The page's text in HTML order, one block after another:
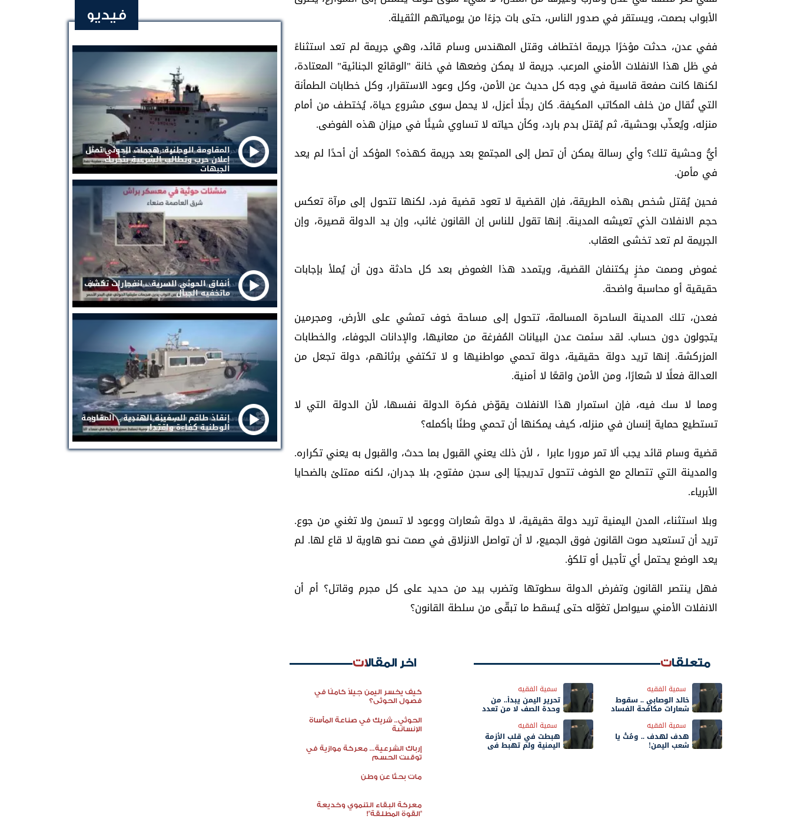
الأبواب بصمت، ويستقر في صدور الناس، حتى بات جزءًا من يومياتهم الثقيلة.
ففي عدن، حدثت مؤخرًا جريمة اختطاف وقتل المهندس وسام قائد، وهي جريمة لم تعد استثناءً
في ظل هذا الانفلات الأمني المرعب. جريمة لا يمكن وضعها في خانة "الوقائع الجنائية" المعتادة،
لكنها كانت صفعة قاسية في وجه كل حديث عن الأمن، وكل وعود الاستقرار، وكل خطابات الطمأنة
التي تُقال من خلف المكاتب المكيفة. كان رجلًا أعزل، لا يحمل سوى مشروع حياة، يُختطف من أمام
منزله، ويُعذّب بوحشية، ثم يُقتل بدم بارد، وكأن حياته لا تساوي شيئًا في ميزان هذه الفوضى.
أيُّ وحشية تلك؟ وأي رسالة يمكن أن تصل إلى المجتمع بعد جريمة كهذه؟ المؤكد أن أحدًا لم يعد
في مأمن.
فحين يُقتل شخص بهذه الطريقة، فإن القضية لا تعود قضية فرد، لكنها تتحول إلى مرآة تعكس
حجم الانفلات الذي تعيشه المدينة. إنها تقول للناس إن القانون غائب، وإن يد الدولة قصيرة، وإن
الجريمة لم تعد تخشى العقاب.
غموض وصمت مخزٍ يكتنفان القضية، ويتمدد هذا الغموض بعد كل حادثة دون أن يُملأ بإجابات
حقيقية أو محاسبة واضحة.
فعدن، تلك المدينة الساحرة المسالمة، تتحول إلى مساحة خوف تمشي على الأرض، ومجرمين
يتجولون دون حساب. لقد سئمت عدن البيانات المُفرغة من معانيها، والإدانات الجوفاء، والخطابات
المزركشة. إنها تريد دولة حقيقية، دولة تحمي مواطنيها و لا تكتفي برثائهم، دولة تجعل من
العدالة فعلًا لا شعارًا، ومن الأمن واقعًا لا أمنية.
ومما لا سك فيه، فإن استمرار هذا الانفلات يقوّض فكرة الدولة نفسها، لأن الدولة التي لا
تستطيع حماية إنسان في منزله، كيف يمكنها أن تحمي وطنًا بأكمله؟
قضية وسام قائد يجب ألا تمر مرورا عابرا ، لأن ذلك يعني القبول بما حدث، والقبول به يعني تكراره.
والمدينة التي تتصالح مع الخوف تتحول تدريجيًا إلى سجن مفتوح، بلا جدران، لكنه ممتلئ بالضحايا
الأبرياء.
وبلا استثناء، المدن اليمنية تريد دولة حقيقية، لا دولة شعارات ووعود لا تسمن ولا تغني من جوع.
تريد أن تستعيد صوت القانون فوق الجميع، لا أن تواصل الانزلاق في صمت نحو هاوية لا قاع لها. لم
يعد الوضع يحتمل أي تأجيل أو تلكؤ.
فهل ينتصر القانون وتفرض الدولة سطوتها وتضرب بيد من حديد على كل مجرم وقاتل؟ أم أن
الانفلات الأمني سيواصل تغوّله حتى يُسقط ما تبقّى من سلطة القانون؟
متعلقات
سمية الفقيه
خالد الوصابي .. سقوط
شعارات مكافحة الفساد
سمية الفقيه
تحرير اليمن يبدأ.. من
وحدة الصف لا من تعدد
سمية الفقيه
هدف لهدف .. ومُتْ يا
شعب اليمن!
سمية الفقيه
هبطت في قلب الأزمة
اليمنية ولم تهبط في
اخر المقالات
كيف يخسر اليمن جيلاً كاملًا في
فصول الحوثي؟
الحوثي.. شريك في صناعة المأساة
الإنسانية
إرباك الشرعية... معركة موازية في
توقيت الحسم
مات بحثًا عن وطن
معركة البقاء التنموي وخديعة
"القوة المطلقة"!
فيديو
المقاومة الوطنية: هجمات الحوثي تمثل
إعلان حرب وتطالب الشرعية بتحريك
الجبهات
أنفاق الحوثي السرية .. انفجارات تكشف
ماتخفيه الجبال
إنقاذ طاقم السفينة الهندية .. المقاومة
الوطنية كفاءة واقتدار